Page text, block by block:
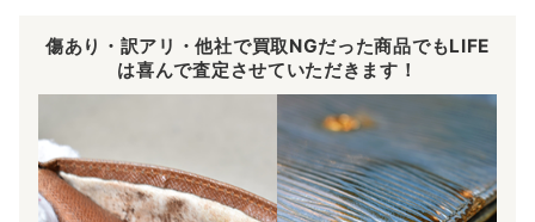
傷あり・訳アリ・他社で買取NGだった商品でもLIFE
は喜んで査定させていただきます！